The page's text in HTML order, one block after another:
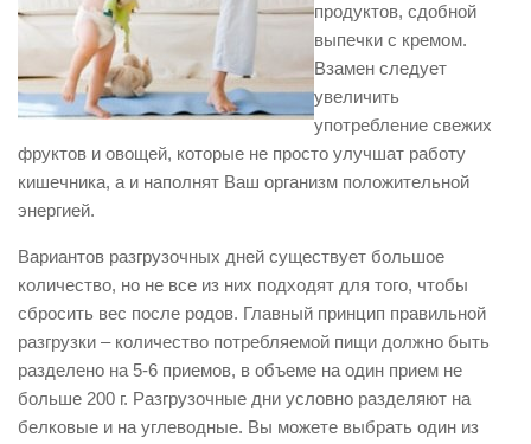
продуктов, сдобной
выпечки с кремом.
Взамен следует
увеличить
употребление свежих
фруктов и овощей, которые не просто улучшат работу
кишечника, а и наполнят Ваш организм положительной
энергией.
Вариантов разгрузочных дней существует большое
количество, но не все из них подходят для того, чтобы
сбросить вес после родов. Главный принцип правильной
разгрузки – количество потребляемой пищи должно быть
разделено на 5-6 приемов, в объеме на один прием не
больше 200 г. Разгрузочные дни условно разделяют на
белковые и на углеводные. Вы можете выбрать один из